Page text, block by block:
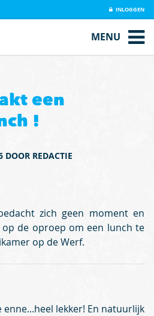
INLOGGEN
MENU
een
!
DOOR REDACTIE
zich geen moment en
de oproep om een lunch te
op de Werf.
lekker! En natuurlijk